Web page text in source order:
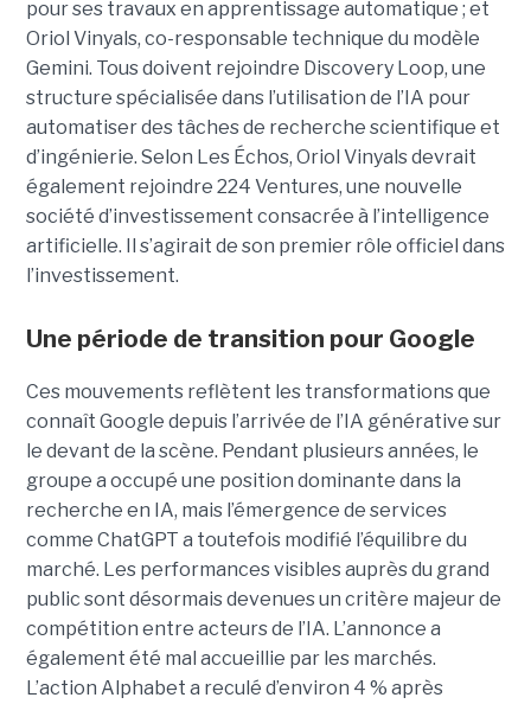
pour ses travaux en apprentissage automatique ; et
Oriol Vinyals, co-responsable technique du modèle
Gemini. Tous doivent rejoindre Discovery Loop, une
structure spécialisée dans l’utilisation de l’IA pour
automatiser des tâches de recherche scientifique et
d’ingénierie. Selon Les Échos, Oriol Vinyals devrait
également rejoindre 224 Ventures, une nouvelle
société d’investissement consacrée à l’intelligence
artificielle. Il s’agirait de son premier rôle officiel dans
l’investissement.
Une période de transition pour Google
Ces mouvements reflètent les transformations que
connaît Google depuis l’arrivée de l’IA générative sur
le devant de la scène. Pendant plusieurs années, le
groupe a occupé une position dominante dans la
recherche en IA, mais l’émergence de services
comme ChatGPT a toutefois modifié l’équilibre du
marché. Les performances visibles auprès du grand
public sont désormais devenues un critère majeur de
compétition entre acteurs de l’IA. L’annonce a
également été mal accueillie par les marchés.
L’action Alphabet a reculé d’environ 4 % après